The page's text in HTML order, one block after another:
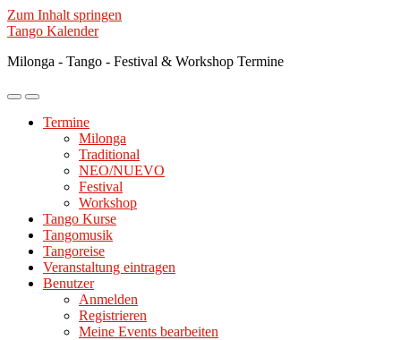
Zum Inhalt springen
Tango Kalender
Milonga - Tango - Festival & Workshop Termine
Mobile-
ein-/ausblenden
Suchfeld
ein-/ausblenden
Termine
Milonga
Traditional
NEO/NUEVO
Festival
Workshop
Tango Kurse
Tangomusik
Tangoreise
Veranstaltung eintragen
Benutzer
Anmelden
Registrieren
Meine Events bearbeiten